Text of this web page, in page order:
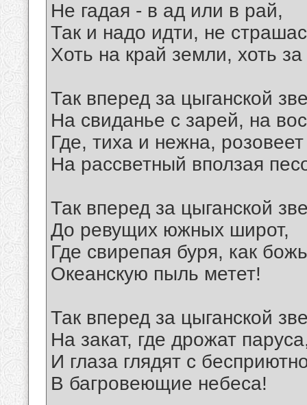
Не гадая - в ад или в рай,
Так и надо идти, не
Хоть на край земли, хоть за
Так вперед за цыганской
На свиданье с зарей, на
Где, тиха и нежна,
На рассветный вползая
Так вперед за цыганской
До ревущих южных широт,
Где свирепая буря, как
Океанскую пыль метет!
Так вперед за цыганской
На закат, где дрожат
И глаза глядят с
В багровеющие небеса!